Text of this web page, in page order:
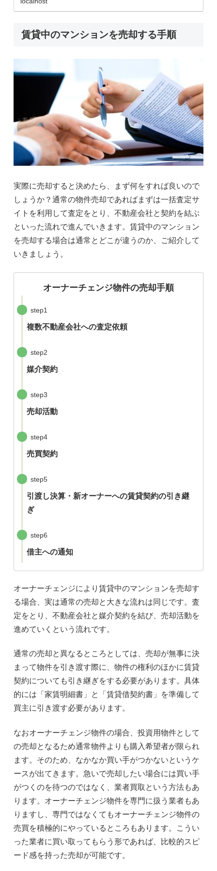
賃貸中のマンションを売却する手順
実際に売却すると決めたら、まず何をすれば良いので
しょうか？通常の物件売却であればまずは一括査定サ
イトを利用して査定をとり、不動産会社と契約を結ぶ
といった流れで進んでいきます。賃貸中のマンション
を売却する場合は通常とどこが違うのか、ご紹介して
いきましょう。
オーナーチェンジ物件の売却手順
step1
複数不動産会社への査定依頼
step2
媒介契約
step3
売却活動
step4
売買契約
step5
引渡し決算・新オーナーへの賃貸契約の引き継
ぎ
step6
借主への通知
オーナーチェンジにより賃貸中のマンションを売却す
る場合、実は通常の売却と大きな流れは同じです。査
定をとり、不動産会社と媒介契約を結び、売却活動を
進めていくという流れです。
通常の売却と異なるところとしては、売却が無事に決
まって物件を引き渡す際に、物件の権利のほかに賃貸
契約についても引き継ぎをする必要があります。具体
的には「家賃明細書」と「賃貸借契約書」を準備して
買主に引き渡す必要があります。
なおオーナーチェンジ物件の場合、投資用物件として
の売却となるため通常物件よりも購入希望者が限られ
ます。そのため、なかなか買い手がつかないというケ
ースが出てきます。急いで売却したい場合には買い手
がつくのを待つのではなく、業者買取という方法もあ
ります。オーナーチェンジ物件を専門に扱う業者もあ
りますし、専門ではなくてもオーナーチェンジ物件の
売買を積極的にやっているところもあります。こうい
った業者に買い取ってもらう形であれば、比較的スピ
ード感を持った売却が可能です。